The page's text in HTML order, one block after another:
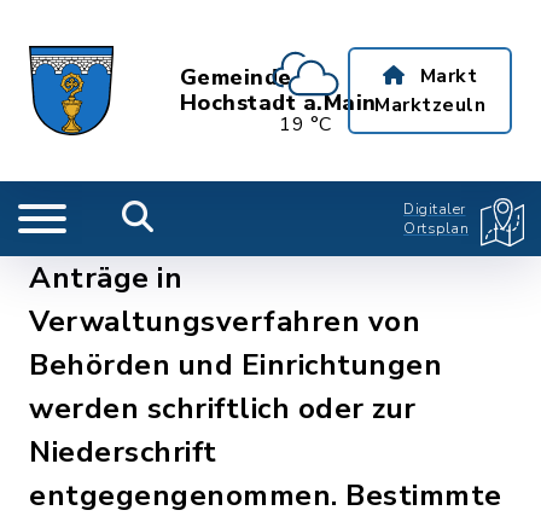
Gemeinde
Hochstadt a.Main
19 °C
Markt
Marktzeuln
Digitaler
Ortsplan
Anträge in
Verwaltungsverfahren von
Behörden und Einrichtungen
werden schriftlich oder zur
Niederschrift
entgegengenommen. Bestimmte